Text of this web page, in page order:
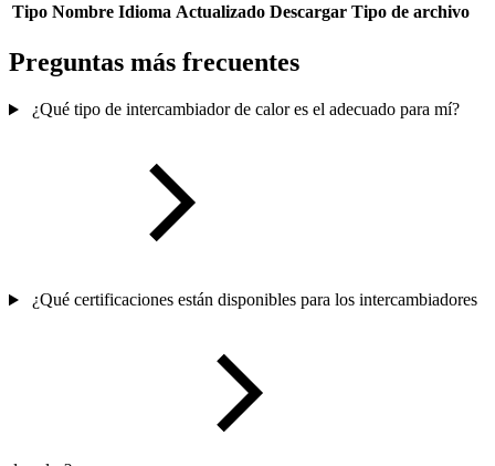
Tipo Nombre Idioma Actualizado Descargar Tipo de archivo
Preguntas más frecuentes
¿Qué tipo de intercambiador de calor es el adecuado para mí?
¿Qué certificaciones están disponibles para los intercambiadores